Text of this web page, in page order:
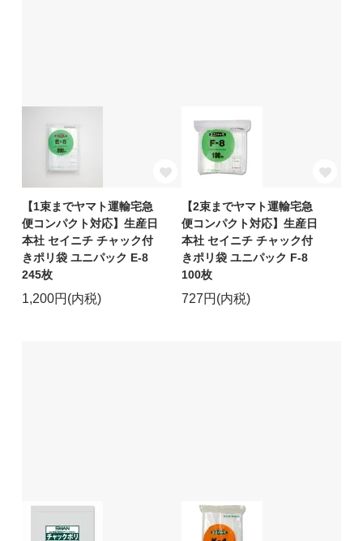
【1束までヤマト運輸宅急
便コンパクト対応】生産日
本社 セイニチ チャック付
きポリ袋 ユニパック E-8
245枚
1,200円(内税)
【2束までヤマト運輸宅急
便コンパクト対応】生産日
本社 セイニチ チャック付
きポリ袋 ユニパック F-8
100枚
727円(内税)